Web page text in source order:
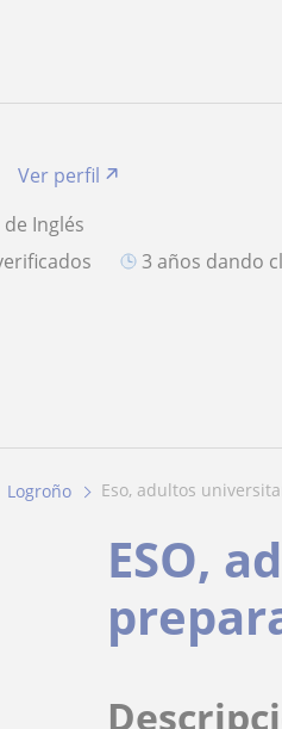
Ver perfil
de Inglés
3 años dando
Logroño eso, adultos
ESO,